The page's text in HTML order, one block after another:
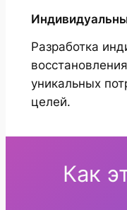
Разработка
уникальных
целей.
Как